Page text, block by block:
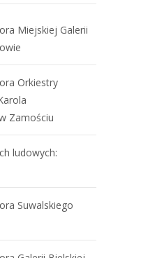
Miejskiej Galerii
Orkiestry
Zamościu
ludowych:
Suwalskiego